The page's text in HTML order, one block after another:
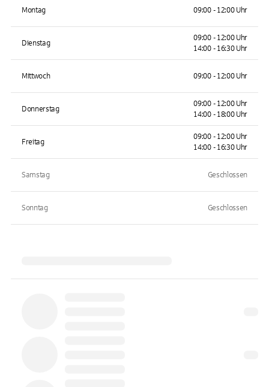
Montag 09:00 - 12:00 Uhr
Dienstag
09:00 - 12:00 Uhr
14:00 - 16:30 Uhr
Mittwoch 09:00 - 12:00 Uhr
Donnerstag
09:00 - 12:00 Uhr
14:00 - 18:00 Uhr
Freitag
09:00 - 12:00 Uhr
14:00 - 16:30 Uhr
Samstag Geschlossen
Sonntag Geschlossen